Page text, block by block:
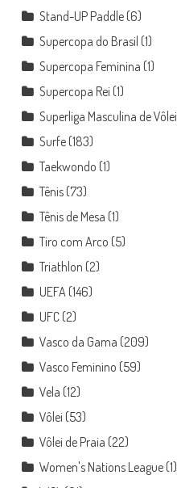
Stand-UP Paddle(6)
Supercopa do Brasil (1)
Supercopa Feminina (1)
Supercopa Rei (1)
Superliga Masculina de Vôlei
Surfe(183)
Taekwondo (1)
Tênis(73)
Tênis de Mesa (1)
Tiro com Arco (5)
Triathlon (2)
UEFA (146)
UFC(2)
Vasco da Gama (209)
Vasco Feminino (59)
Vela (12)
Vôlei (53)
Vôlei de Praia (22)
Women's Nations League(1)